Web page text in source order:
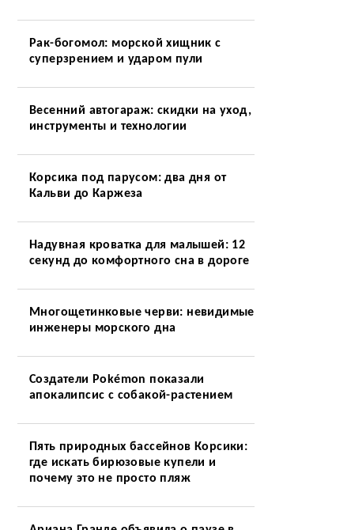
Рак-богомол: морской хищник с
суперзрением и ударом пули
Весенний автогараж: скидки на уход,
инструменты и технологии
Корсика под парусом: два дня от
Кальви до Каржеза
Надувная кроватка для малышей: 12
секунд до комфортного сна в дороге
Многощетинковые черви: невидимые
инженеры морского дна
Создатели Pokémon показали
апокалипсис с собакой-растением
Пять природных бассейнов Корсики:
где искать бирюзовые купели и
почему это не просто пляж